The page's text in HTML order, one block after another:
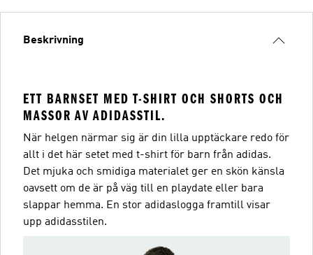
Beskrivning
ETT BARNSET MED T-SHIRT OCH SHORTS OCH
MASSOR AV ADIDASSTIL.
När helgen närmar sig är din lilla upptäckare redo för
allt i det här setet med t-shirt för barn från adidas.
Det mjuka och smidiga materialet ger en skön känsla
oavsett om de är på väg till en playdate eller bara
slappar hemma. En stor adidaslogga framtill visar
upp adidasstilen.